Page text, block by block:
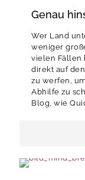
Genau
Wer Land
weniger
vielen Fällen
direkt auf
zu werfen,
Abhilfe zu
Blog, wie